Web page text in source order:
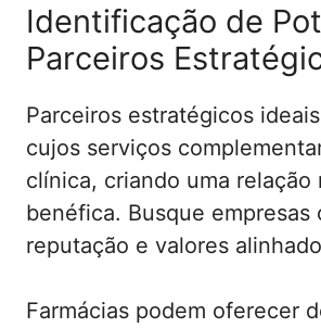
Identificação de
Parceiros
Parceiros estratégicos
cujos serviços
clínica, criando uma relação
benéfica. Busque empresas
reputação e valores
Farmácias podem oferecer